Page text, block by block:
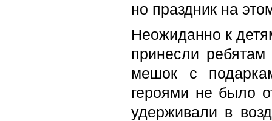
но праздник на
Неожиданно к
принесли ребятам
мешок с
героями не было
удерживали в